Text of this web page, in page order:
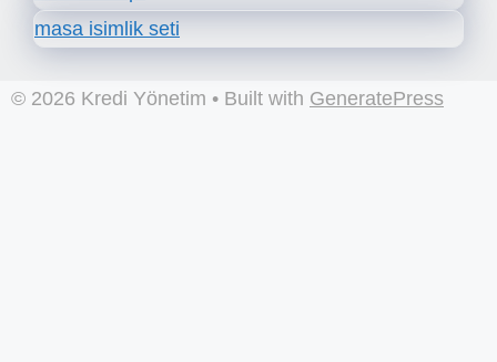
masa isimlik seti
© 2026 Kredi Yönetim • Built with GeneratePress